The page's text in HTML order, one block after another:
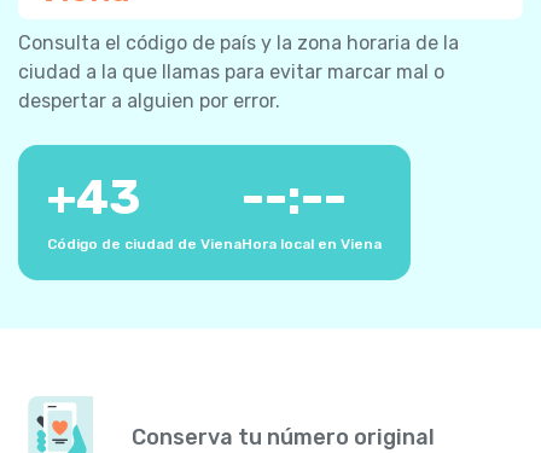
Consulta el código de país y la zona horaria de la
ciudad a la que llamas para evitar marcar mal o
despertar a alguien por error.
+43
Código de ciudad de Viena
--:--
Hora local en Viena
Conserva tu número original